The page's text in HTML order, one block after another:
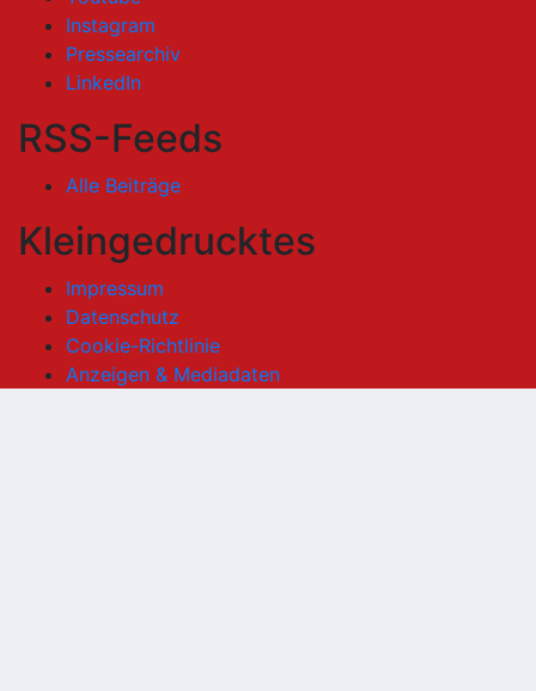
Instagram
Pressearchiv
LinkedIn
RSS-Feeds
Alle Beiträge
Kleingedrucktes
Impressum
Datenschutz
Cookie-Richtlinie
Anzeigen & Mediadaten